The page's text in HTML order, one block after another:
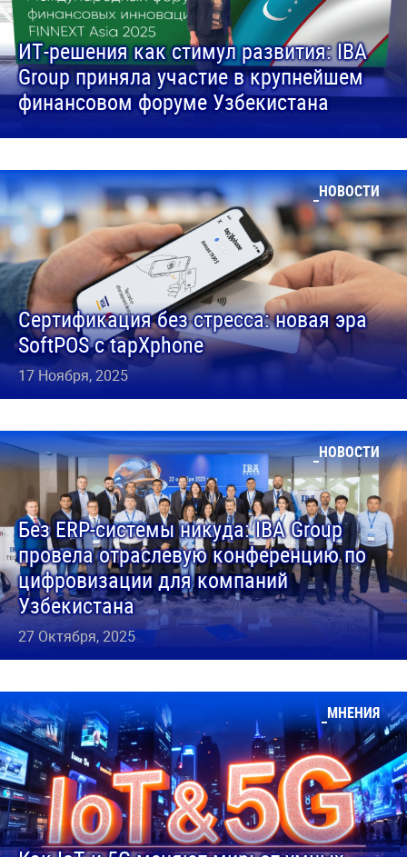
ИТ-решения как стимул развития: IBA
Group приняла участие в крупнейшем
финансовом форуме Узбекистана
НОВОСТИ
Сертификация без стресса: новая эра
SoftPOS с tapXphone
17 Ноября, 2025
НОВОСТИ
Без ERP-системы никуда: IBA Group
провела отраслевую конференцию по
цифровизации для компаний
Узбекистана
27 Октября, 2025
МНЕНИЯ